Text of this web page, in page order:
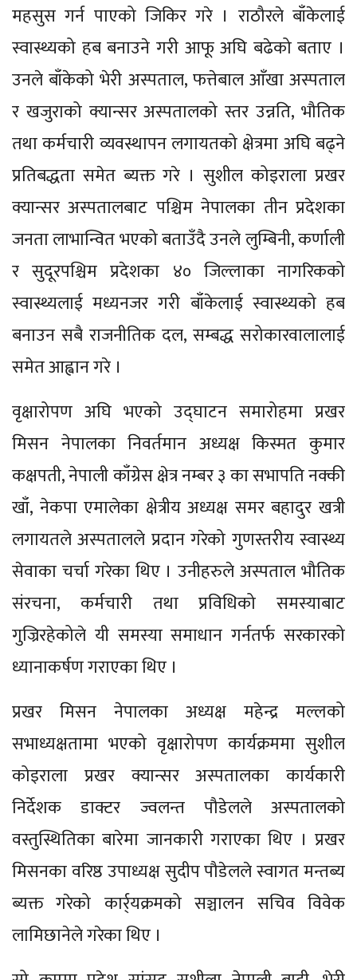
महसुस गर्न पाएको जिकिर गरे । राठौरले बाँकेलाई
स्वास्थ्यको हब बनाउने गरी आफू अघि बढेको बताए ।
उनले बाँकेको भेरी अस्पताल, फत्तेबाल आँखा अस्पताल
र खजुराको क्यान्सर अस्पतालको स्तर उन्नति, भौतिक
तथा कर्मचारी व्यवस्थापन लगायतको क्षेत्रमा अघि बढ्ने
प्रतिबद्धता समेत ब्यक्त गरे । सुशील कोइराला प्रखर
क्यान्सर अस्पतालबाट पश्चिम नेपालका तीन प्रदेशका
जनता लाभान्वित भएको बताउँदै उनले लुम्बिनी, कर्णाली
र सुदूरपश्चिम प्रदेशका ४० जिल्लाका नागरिकको
स्वास्थ्यलाई मध्यनजर गरी बाँकेलाई स्वास्थ्यको हब
बनाउन सबै राजनीतिक दल, सम्बद्ध सरोकारवालालाई
समेत आह्वान गरे ।
वृक्षारोपण अघि भएको उद्घाटन समारोहमा प्रखर
मिसन नेपालका निवर्तमान अध्यक्ष किस्मत कुमार
कक्षपती, नेपाली काँग्रेस क्षेत्र नम्बर ३ का सभापति नक्की
खाँ, नेकपा एमालेका क्षेत्रीय अध्यक्ष समर बहादुर खत्री
लगायतले अस्पतालले प्रदान गरेको गुणस्तरीय स्वास्थ्य
सेवाका चर्चा गरेका थिए । उनीहरुले अस्पताल भौतिक
संरचना, कर्मचारी तथा प्रविधिको समस्याबाट
गुज्रिरहेकोले यी समस्या समाधान गर्नतर्फ सरकारको
ध्यानाकर्षण गराएका थिए ।
प्रखर मिसन नेपालका अध्यक्ष महेन्द्र मल्लको
सभाध्यक्षतामा भएको वृक्षारोपण कार्यक्रममा सुशील
कोइराला प्रखर क्यान्सर अस्पतालका कार्यकारी
निर्देशक डाक्टर ज्वलन्त पौडेलले अस्पतालको
वस्तुस्थितिका बारेमा जानकारी गराएका थिए । प्रखर
मिसनका वरिष्ठ उपाध्यक्ष सुदीप पौडेलले स्वागत मन्तब्य
ब्यक्त गरेको कार्र्यक्रमको सञ्चालन सचिव विवेक
लामिछानेले गरेका थिए ।